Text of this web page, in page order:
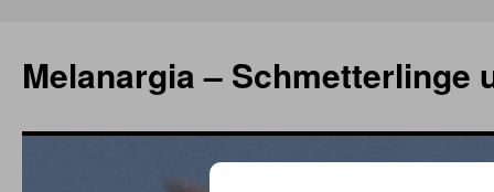
springen
Melanargia – Schmetterlinge